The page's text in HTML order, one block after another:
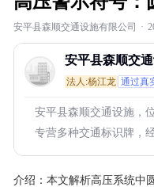
安平县森顺交通设施有限公司 ·
安平县森顺交
法人:杨江龙 通过真
安平县森顺交通设施，
专营多种交通标识牌，
介绍： 本文解析高压系统中